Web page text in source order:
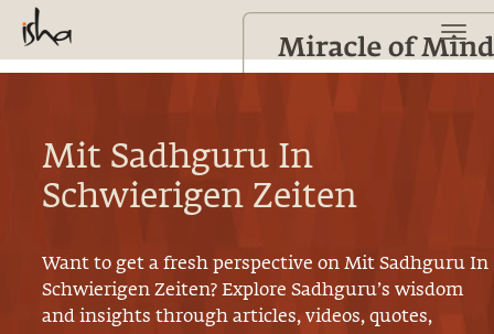
Mit Sadhguru In
Schwierigen Zeiten
Want to get a fresh perspective onMit Sadhguru In
Schwierigen Zeiten? Explore Sadhguru’s wisdom
and insights through articles, videos, quotes,